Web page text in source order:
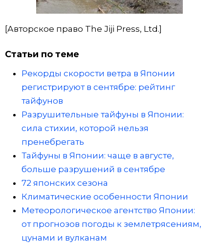
[Авторское право The Jiji Press, Ltd.]
Статьи по теме
Рекорды скорости ветра в Японии
регистрируют в сентябре: рейтинг
тайфунов
Разрушительные тайфуны в Японии:
сила стихии, которой нельзя
пренебрегать
Тайфуны в Японии: чаще в августе,
больше разрушений в сентябре
72 японских сезона
Климатические особенности Японии
Метеорологическое агентство Японии:
от прогнозов погоды к землетрясениям,
цунами и вулканам